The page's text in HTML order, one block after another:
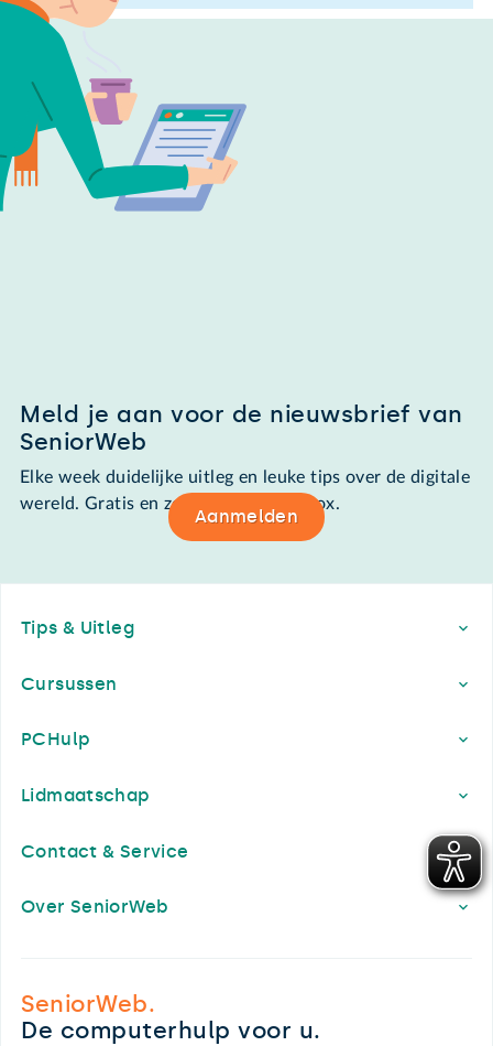
Meld je aan voor de nieuwsbrief van
SeniorWeb
Elke week duidelijke uitleg en leuke tips over de digitale
wereld. Gratis en zomaar in de mailbox.
Aanmelden
Tips & Uitleg
Cursussen
PCHulp
Lidmaatschap
Contact & Service
Over SeniorWeb
SeniorWeb.
De computerhulp voor u.